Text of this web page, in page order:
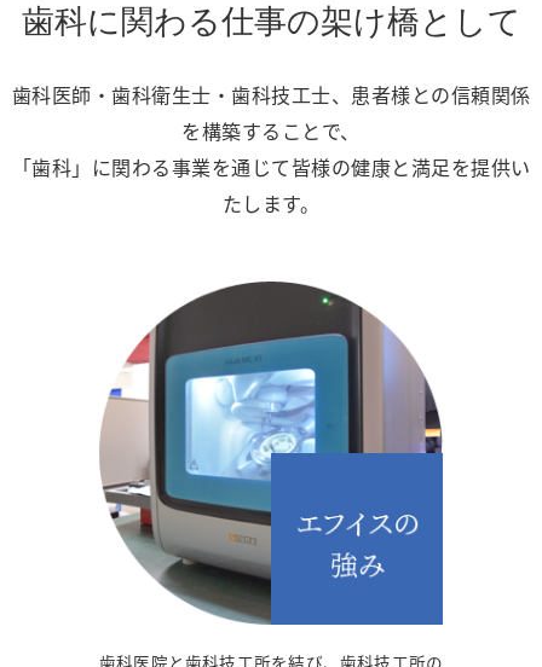
歯科に関わる仕事の架け橋として
歯科医師・歯科衛生士・歯科技工士、患者様との信頼関係
を構築することで、
「歯科」に関わる事業を通じて皆様の健康と満足を提供い
たします。
歯科医院と歯科技工所を結び、歯科技工所の